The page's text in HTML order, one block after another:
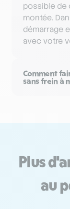
possible de
montée.
démarrage
avec votre
Comment
sans frein à
Plus
au